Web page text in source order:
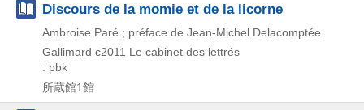
Discours de la momie et de la licorne
Ambroise Paré ; préface de Jean-Michel Delacomptée
Gallimard c2011 Le cabinet des lettrés
: pbk
所蔵館1館